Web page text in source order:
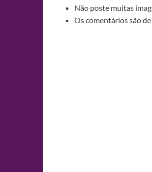
Não poste muitas
Os comentários são